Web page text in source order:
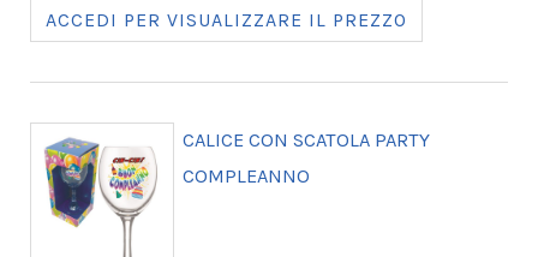
ACCEDI PER VISUALIZZARE IL PREZZO
CALICE CON SCATOLA PARTY
COMPLEANNO